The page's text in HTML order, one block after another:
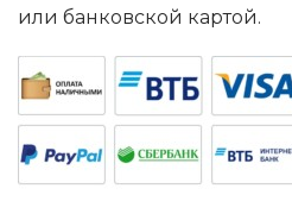
или банковской картой.